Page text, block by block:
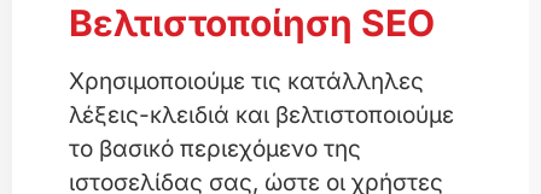
Βελτιστοποίηση SEO
Χρησιμοποιούμε τις κατάλληλες
λέξεις-κλειδιά και βελτιστοποιούμε
το βασικό περιεχόμενο της
ιστοσελίδας σας, ώστε οι χρήστες